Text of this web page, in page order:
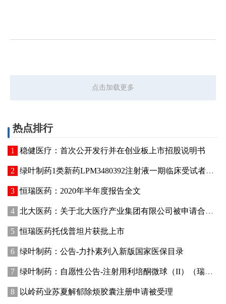
点击加载更多
热点排行
稳健医疗：首次公开发行并在创业板上市招股说明书
绿叶制药1类新药LPM3480392注射液一期临床受试者入组
恒瑞医药：2020年半年度报告全文
北大医药：关于北大医疗产业集团有限公司被申请合并重整的公告
恒瑞医药托伐普坦片获批上市
绿叶制药：公告-力扑素列入新版国家医保目录
绿叶制药：自愿性公告-注射用利培酮微球（II）（瑞欣妥）获国家药品监督管理局批准上市
以岭药业苏夏解郁除烦胶囊注册申请被受理